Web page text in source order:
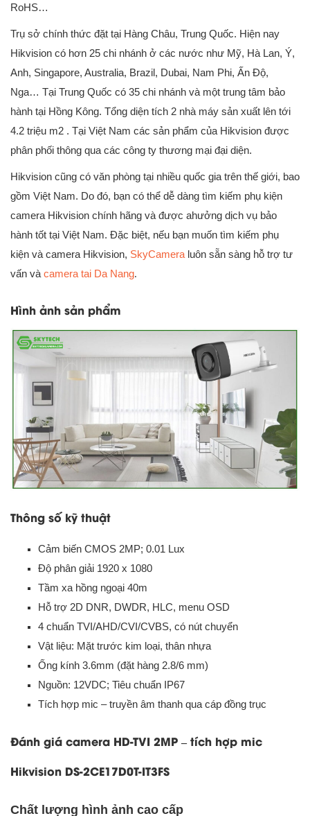
RoHS…
Trụ sở chính thức đặt tại Hàng Châu, Trung Quốc. Hiện nay
Hikvision có hơn 25 chi nhánh ở các nước như Mỹ, Hà Lan, Ý,
Anh, Singapore, Australia, Brazil, Dubai, Nam Phi, Ấn Độ,
Nga… Tại Trung Quốc có 35 chi nhánh và một trung tâm bảo
hành tại Hồng Kông. Tổng diện tích 2 nhà máy sản xuất lên tới
4.2 triệu m2 . Tại Việt Nam các sản phẩm của Hikvision được
phân phối thông qua các công ty thương mại đại diện.
Hikvision cũng có văn phòng tại nhiều quốc gia trên thế giới, bao
gồm Việt Nam. Do đó, bạn có thể dễ dàng tìm kiếm phụ kiện
camera Hikvision chính hãng và được ahưởng dịch vụ bảo
hành tốt tại Việt Nam. Đặc biệt, nếu bạn muốn tìm kiếm phụ
kiện và camera Hikvision, SkyCamera luôn sẵn sàng hỗ trợ tư
vấn và camera tai Da Nang.
Hình ảnh sản phẩm
Thông số kỹ thuật
Cảm biến CMOS 2MP; 0.01 Lux
Độ phân giải 1920 x 1080
Tầm xa hồng ngoại 40m
Hỗ trợ 2D DNR, DWDR, HLC, menu OSD
4 chuẩn TVI/AHD/CVI/CVBS, có nút chuyển
Vật liệu: Mặt trước kim loại, thân nhựa
Ống kính 3.6mm (đặt hàng 2.8/6 mm)
Nguồn: 12VDC; Tiêu chuẩn IP67
Tích hợp mic – truyền âm thanh qua cáp đồng trục
Đánh giá camera HD-TVI 2MP – tích hợp mic
Hikvision DS-2CE17D0T-IT3FS
Chất lượng hình ảnh cao cấp